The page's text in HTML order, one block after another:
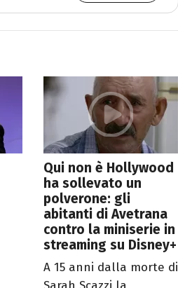
Qui non è Hollywood
ha sollevato un
polverone: gli
abitanti di Avetrana
contro la miniserie in
streaming su Disney+
A 15 anni dalla morte di